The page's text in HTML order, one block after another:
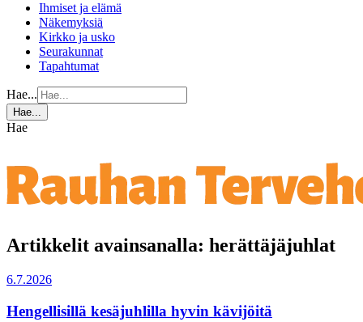
Ihmiset ja elämä
Näkemyksiä
Kirkko ja usko
Seurakunnat
Tapahtumat
Hae...
Hae...
Hae
Artikkelit avainsanalla: herättäjäjuhlat
6.7.2026
Hengellisillä kesäjuhlilla hyvin kävijöitä